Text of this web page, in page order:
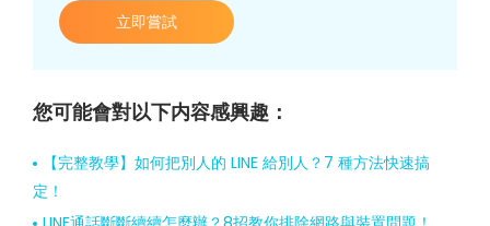
立即嘗試
您可能會對以下内容感興趣：
【完整教學】如何把別人的 LINE 給別人？7 種方法快速搞
定！